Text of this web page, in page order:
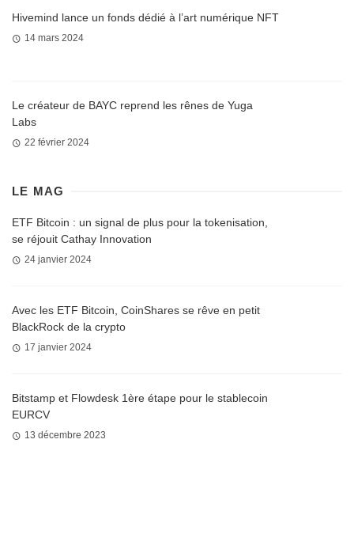
Hivemind lance un fonds dédié à l’art numérique NFT
14 mars 2024
Le créateur de BAYC reprend les rênes de Yuga
Labs
22 février 2024
LE MAG
ETF Bitcoin : un signal de plus pour la tokenisation,
se réjouit Cathay Innovation
24 janvier 2024
Avec les ETF Bitcoin, CoinShares se rêve en petit
BlackRock de la crypto
17 janvier 2024
Bitstamp et Flowdesk 1ère étape pour le stablecoin
EURCV
13 décembre 2023